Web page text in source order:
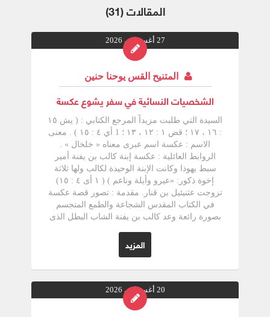
المقالات (31)
27 أغسطس 2026
المتنيح القس يوحنا حنين
الشخصيات النسائية في سفر يشوع عكسة
السيدة التي طلبت مزيداً المرجع الكتابي : ( يش ١٥
: ۱٦ ، ۱۷ ؛ قض ۱ : ۱۲ ، ۱۳ ؛ 1 أي ٤ : ١٥ ) . معنى
الاسم : عكسة اسم عبرى معناه « خلخال » .
الروابط العائلية : عكسة إبنة كالب بن يفنة أمير
سبط يهوذا وكانت الإبنة الوحيدة لكالب ولها ثلاثة
إخوة ذكور: «عيرو وأيلة وناعم ) ( ١ أى ٤ : ١٥)
تزوجت عثنيئيل بن قنار. مقدمة : تصور قصة عكسة
في الكتاب المقدس الشجاعة والطمع المتجسم
بصورة رائعة وعد كالب بن يفنة الشاب البطل الذى
- ويأخذها أن يعطيه عكسة إبنته إمرأة له تقدم
مثنيئيل بن قناز أخو كالب وحارب البلدة واستولى
فأعطاها الينابيع العليا والينابيع السفلى . سيرتها : لما
كانت عكسة تؤمن بوعد الله ببقاء إسرائيل إلى الأبد
في أرض الموعد، لذلك طلبت أزيد من نصيبها ومما
المزيد
20 أغسطس 2026